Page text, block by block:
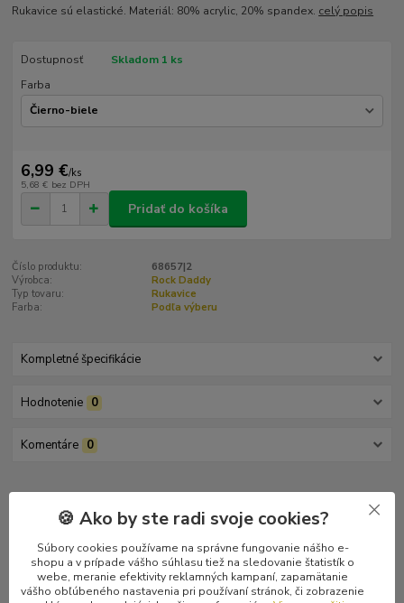
Rukavice sú elastické. Materiál: 80% acrylic, 20% spandex. celý popis
Dostupnosť
Skladom 1 ks
Farba
6,99 €/ks
5,68 € bez DPH
Pridať do košíka
Číslo produktu:
68657|2
Výrobca:
Rock Daddy
Typ tovaru:
Rukavice
Farba:
Podľa výberu
Kompletné špecifikácie
Hodnotenie 0
Komentáre 0
Kompletné špecifikácie
Čierne celé rukavice Rock Daddy s motívom boxera v dvoch
farbách. Rukavice sú elastické. Materiál: 80% acrylic, 20%
spandex.
🍪 Ako by ste radi svoje cookies?
Súbory cookies používame na správne fungovanie nášho e-
shopu a v prípade vášho súhlasu tiež na sledovanie štatistík o
webe, meranie efektivity reklamných kampaní, zapamätanie
vášho obľúbeného nastavenia pri používaní stránok, či zobrazenie